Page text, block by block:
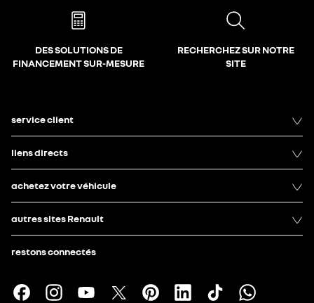
DES SOLUTIONS DE
FINANCEMENT SUR-MESURE
RECHERCHEZ SUR NOTRE
SITE
service client
liens directs
achetez votre véhicule
autres sites Renault
restons connectés